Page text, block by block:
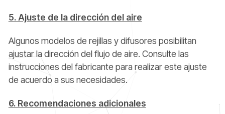
5. Ajuste de la dirección del aire
Algunos modelos de rejillas y difusores posibilitan
ajustar la dirección del flujo de aire. Consulte las
instrucciones del fabricante para realizar este ajuste
de acuerdo a sus necesidades.
6. Recomendaciones adicionales